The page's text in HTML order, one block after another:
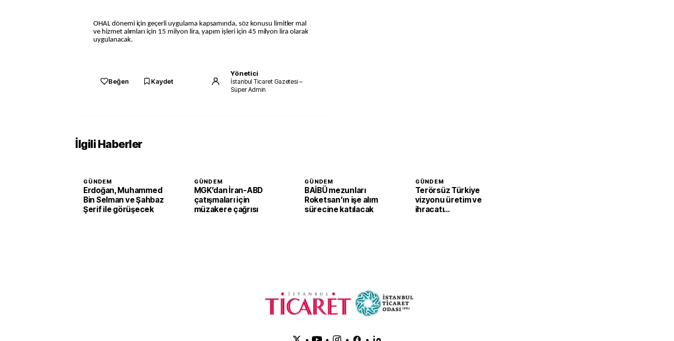
OHAL dönemi için geçerli uygulama kapsamında, söz konusu limitler mal
ve hizmet alımları için 15 milyon lira, yapım işleri için 45 milyon lira olarak
uygulanacak.
Beğen Kaydet
Yönetici
İstanbul Ticaret Gazetesi –
Süper Admin
İlgili Haberler
GÜNDEM
Erdoğan, Muhammed
Bin Selman ve Şahbaz
Şerif ile görüşecek
GÜNDEM
MGK’dan İran-ABD
çatışmaları için
müzakere çağrısı
GÜNDEM
BAİBÜ mezunları
Roketsan’ın işe alım
sürecine katılacak
GÜNDEM
Terörsüz Türkiye
vizyonu üretim ve
ihracatı